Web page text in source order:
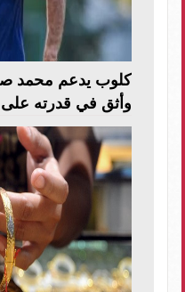
كلوب يدعم محمد
وأثق في قدرته على